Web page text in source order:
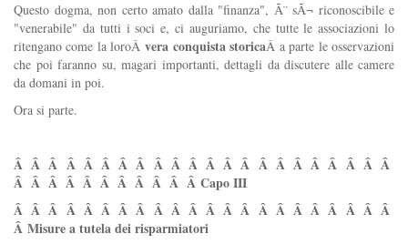
Questo dogma, non certo amato dalla "finanza", Ã¨ sÃ¬ riconoscibile e
"venerabile" da tutti i soci e, ci auguriamo, che tutte le associazioni lo
ritengano come la loroÂvera conquista storicaÂ a parte le osservazioni
che poi faranno su, magari importanti, dettagli da discutere alle camere
da domani in poi.
Ora si parte.
Â Â Â Â Â Â Â Â Â Â Â Â Â Â Â Â Â Â Â Â Â Â
Â Â Â Â Â Â Â Â Â Â Â Capo III
Â Â Â Â Â Â Â Â Â Â Â Â Â Â Â Â Â Â Â Â Â Â
Â Misure a tutela dei risparmiatori